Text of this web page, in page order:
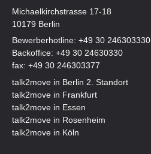
Michaelkirchstrasse 17-18
10179 Berlin
Bewerberhotline: +49 30 246303330
Backoffice: +49 30 24630330
fax: +49 30 246303377
talk2move in Berlin 2. Standort
talk2move in Frankfurt
talk2move in Essen
talk2move in Rosenheim
talk2move in Köln